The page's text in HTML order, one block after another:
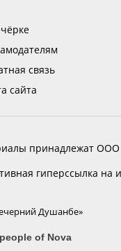
связь
сайта
принадлежат
гиперссылка на
Душанбе»
of Nova